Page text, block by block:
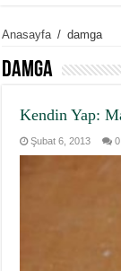
Anasayfa / damga
damga
Kendin Yap:
Şubat 6, 2013 0